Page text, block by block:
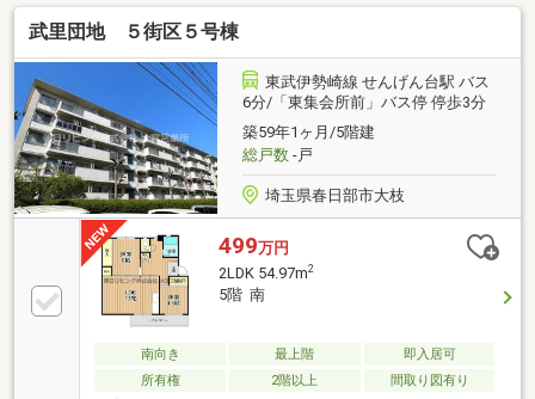
す！自己資金が少ない、勤務年数が短い、他に借り入
れがある等、他社で断られた方も諦めずに当社にご相
談ください！住宅ローン専門スタッフが銀行窓口とな
り、様々な事例から適切なサポートをお約束します
武里団地 ５街区５号棟
東武伊勢崎線 せんげん台駅 バス
6分/「東集会所前」バス停 停歩3分
築59年1ヶ月/5階建
総戸数-戸
埼玉県春日部市大枝
499万円
2LDK 54.97m2
5階 南
南向き 最上階
即入居可
所有権
2階以上 間取り図有り